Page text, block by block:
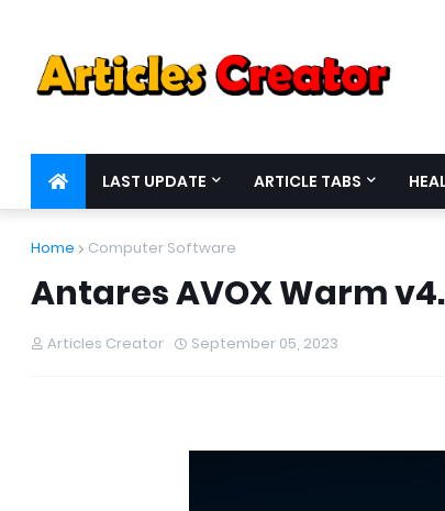
LAST UPDATE ARTICLE TABS
Home Computer Software
Antares AVOX Warm
Articles Creator September 05, 2023